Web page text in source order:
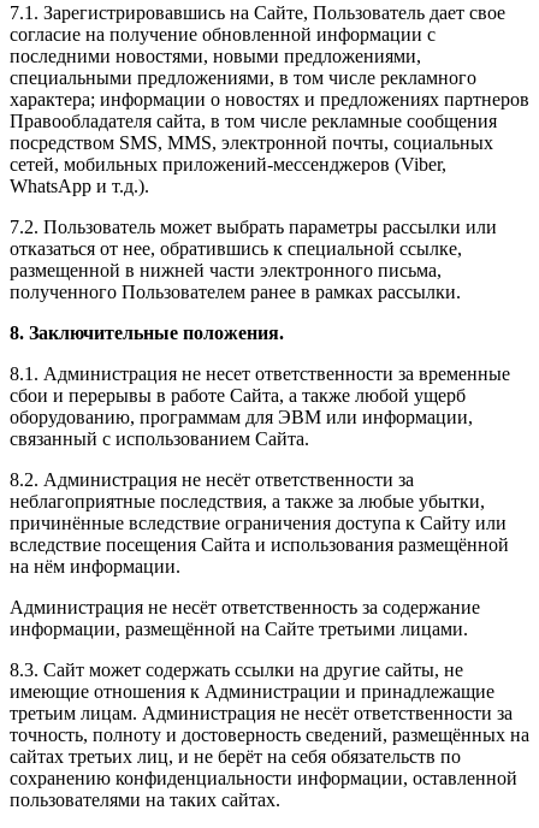
7.1. Зарегистрировавшись на Сайте, Пользователь дает свое
согласие на получение обновленной информации с
последними новостями, новыми предложениями,
специальными предложениями, в том числе рекламного
характера; информации о новостях и предложениях партнеров
Правообладателя сайта, в том числе рекламные сообщения
посредством SMS, MMS, электронной почты, социальных
сетей, мобильных приложений-мессенджеров (Viber,
WhatsApp и т.д.).
7.2. Пользователь может выбрать параметры рассылки или
отказаться от нее, обратившись к специальной ссылке,
размещенной в нижней части электронного письма,
полученного Пользователем ранее в рамках рассылки.
8. Заключительные положения.
8.1. Администрация не несет ответственности за временные
сбои и перерывы в работе Сайта, а также любой ущерб
оборудованию, программам для ЭВМ или информации,
связанный с использованием Сайта.
8.2. Администрация не несёт ответственности за
неблагоприятные последствия, а также за любые убытки,
причинённые вследствие ограничения доступа к Сайту или
вследствие посещения Сайта и использования размещённой
на нём информации.
Администрация не несёт ответственность за содержание
информации, размещённой на Сайте третьими лицами.
8.3. Сайт может содержать ссылки на другие сайты, не
имеющие отношения к Администрации и принадлежащие
третьим лицам. Администрация не несёт ответственности за
точность, полноту и достоверность сведений, размещённых на
сайтах третьих лиц, и не берёт на себя обязательств по
сохранению конфиденциальности информации, оставленной
пользователями на таких сайтах.